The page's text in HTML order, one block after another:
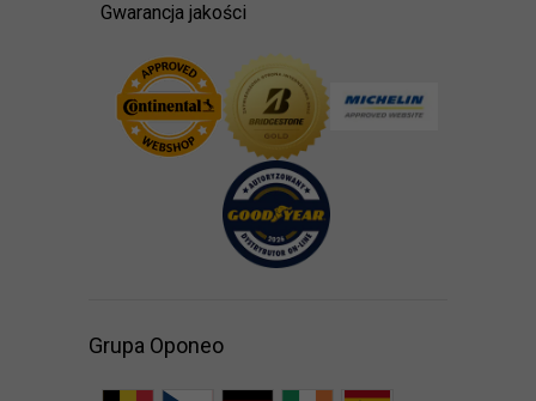
Gwarancja jakości
Grupa Oponeo